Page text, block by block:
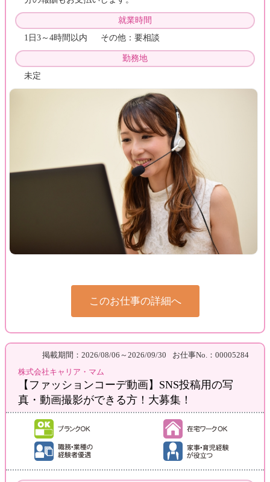
就業時間
1日3～4時間以内 その他：要相談
勤務地
未定
このお仕事の詳細へ
掲載期間：2026/08/06～2026/09/30
お仕事No.：00005284
株式会社キャリア・マム
【ファッションコーデ動画】SNS投稿用の写
真・動画撮影ができる方！大募集！